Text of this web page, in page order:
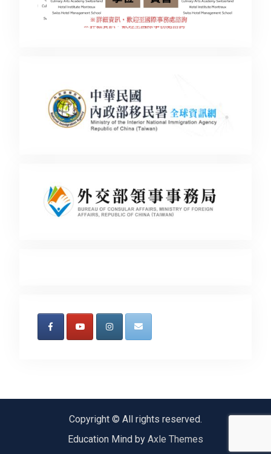
Copyright © All rights reserved.
Education Mind by Axle Themes